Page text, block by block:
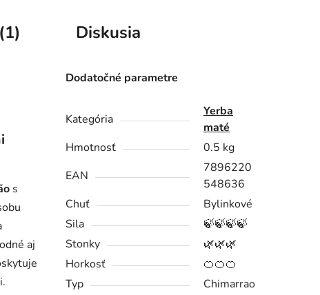
Diskusia
s
aj
Dodatočné parametre
Kategória
Yerba
maté
Hmotnosť
0.5 kg
EAN
7896220
548636
Chuť
Bylinkové
Sila
🍃🍃🍃🍃
Stonky
🌿🌿🌿
Horkosť
🍊🍊🍊
Typ
Chimarrao